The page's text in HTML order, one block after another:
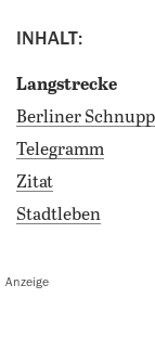
INHALT:
Langstrecke
Berliner
Telegramm
Zitat
Stadtleben
Anzeige